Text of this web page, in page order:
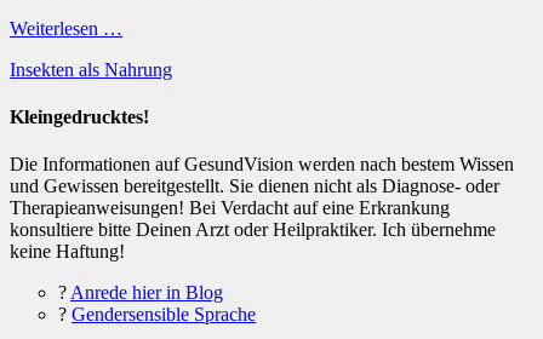
Weiterlesen …
Kategorien
Insekten als Nahrung
Kleingedrucktes!
Die Informationen auf GesundVision werden nach bestem Wissen
und Gewissen bereitgestellt. Sie dienen nicht als Diagnose- oder
Therapieanweisungen! Bei Verdacht auf eine Erkrankung
konsultiere bitte Deinen Arzt oder Heilpraktiker. Ich übernehme
keine Haftung!
?Anrede hier in Blog
? Gendersensible Sprache